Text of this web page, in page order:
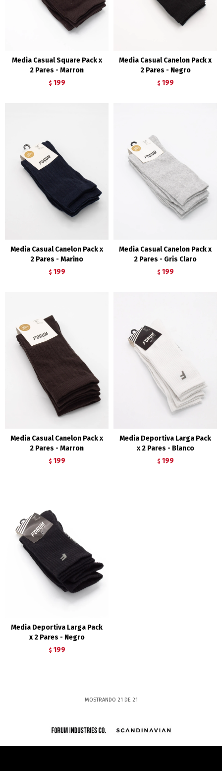
Media Casual Square Pack x
2 Pares - Marron
$ 199
Media Casual Canelon Pack x
2 Pares - Negro
$ 199
Media Casual Canelon Pack x
2 Pares - Marino
$ 199
Media Casual Canelon Pack x
2 Pares - Gris Claro
$ 199
Media Casual Canelon Pack x
2 Pares - Marron
$ 199
Media Deportiva Larga Pack
x 2 Pares - Blanco
$ 199
Media Deportiva Larga Pack
x 2 Pares - Negro
$ 199
MOSTRANDO 21 DE 21